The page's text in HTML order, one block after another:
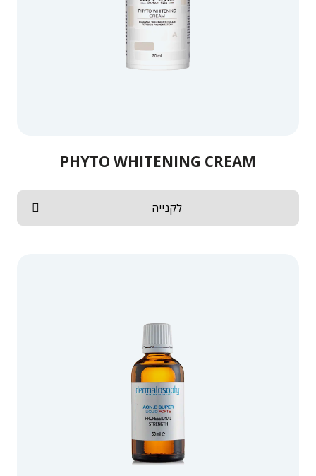
PHYTO WHITENING CREAM
לקנייה